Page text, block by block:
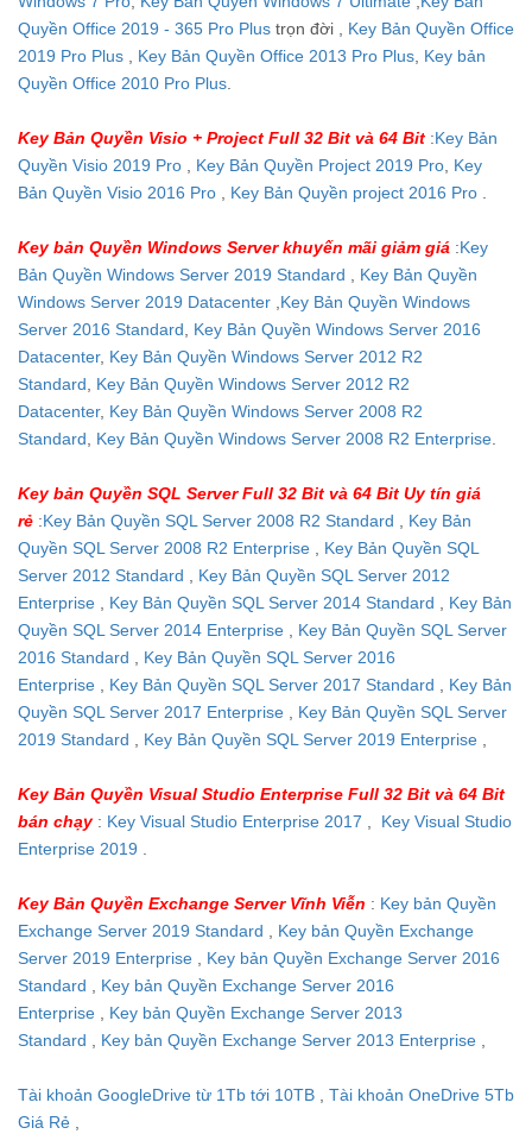
Quyền Office 2019 - 365 Pro Plus trọn đời , Key Bản Quyền Office
2019 Pro Plus
Key Bản Quyền Office 2013 Pro Plus Key bản
Quyền Office 2010 Pro Plus
Key Bản Quyền Visio + Project Full 32 Bit và 64 Bit :Key Bản
Quyền Visio 2019 Pro
Key Bản Quyền Project 2019 Pro Key
Bản Quyền Visio 2016 Pro
Key Bản Quyền project 2016 Pro
Key bản Quyền Windows Server khuyến mãi giảm giá :Key
Bản Quyền Windows Server 2019 Standard
Key Bản Quyền
Windows Server 2019 Datacenter Key Bản Quyền Windows
Server 2016 Standard
Key Bản Quyền Windows Server 2016
Datacenter, Key Bản Quyền Windows Server 2012 R2
Standard
Key Bản Quyền Windows Server 2012 R2
Datacenter, Key Bản Quyền Windows Server 2008 R2
Standard
Key Bản Quyền Windows Server 2008 R2 Enterprise
Key bản Quyền SQL Server Full 32 Bit và 64 Bit Uy tín giá
rẻ :Key Bản Quyền SQL Server 2008 R2 Standard
Key Bản
Quyền SQL Server 2008 R2 Enterprise
Key Bản Quyền SQL
Server 2012 Standard
Key Bản Quyền SQL Server 2012
Enterprise
Key Bản Quyền SQL Server 2014 Standard
Key Bản
Quyền SQL Server 2014 Enterprise
Key Bản Quyền SQL Server
2016 Standard
Key Bản Quyền SQL Server 2016
Enterprise
Key Bản Quyền SQL Server 2017 Standard
Key Bản
Quyền SQL Server 2017 Enterprise
Key Bản Quyền SQL Server
2019 Standard
Key Bản Quyền SQL Server 2019 Enterprise
Key Bản Quyền Visual Studio Enterprise Full 32 Bit và 64 Bit
bán chạy: Key Visual Studio Enterprise 2017
Key Visual Studio
Enterprise 2019
Key Bản Quyền Exchange Server Vĩnh Viễn : Key bản Quyền
Exchange Server 2019 Standard
Key bản Quyền Exchange
Server 2019 Enterprise
Key bản Quyền Exchange Server 2016
Standard
Key bản Quyền Exchange Server 2016
Enterprise
Key bản Quyền Exchange Server 2013
Standard
Key bản Quyền Exchange Server 2013 Enterprise
Tài khoản GoogleDrive từ 1Tb tới 10TB
Tài khoản OneDrive 5Tb
Giá Rẻ